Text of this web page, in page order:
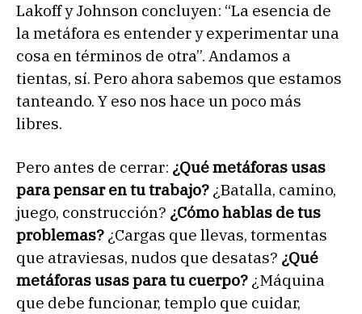
Lakoff y Johnson concluyen: “La esencia de
la metáfora es entender y experimentar una
cosa en términos de otra”. Andamos a
tientas, sí. Pero ahora sabemos que estamos
tanteando. Y eso nos hace un poco más
libres.
Pero antes de cerrar: ¿Qué metáforas usas
para pensar en tu trabajo? ¿Batalla, camino,
juego, construcción? ¿Cómo hablas de tus
problemas? ¿Cargas que llevas, tormentas
que atraviesas, nudos que desatas? ¿Qué
metáforas usas para tu cuerpo? ¿Máquina
que debe funcionar, templo que cuidar,